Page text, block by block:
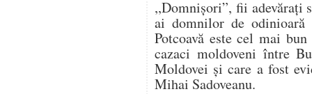
,,Domnişori”, fii adevăraţi
ai domnilor de
Potcoavă este cel mai
cazaci moldoveni între
Moldovei şi care a fost
Mihai Sadoveanu.